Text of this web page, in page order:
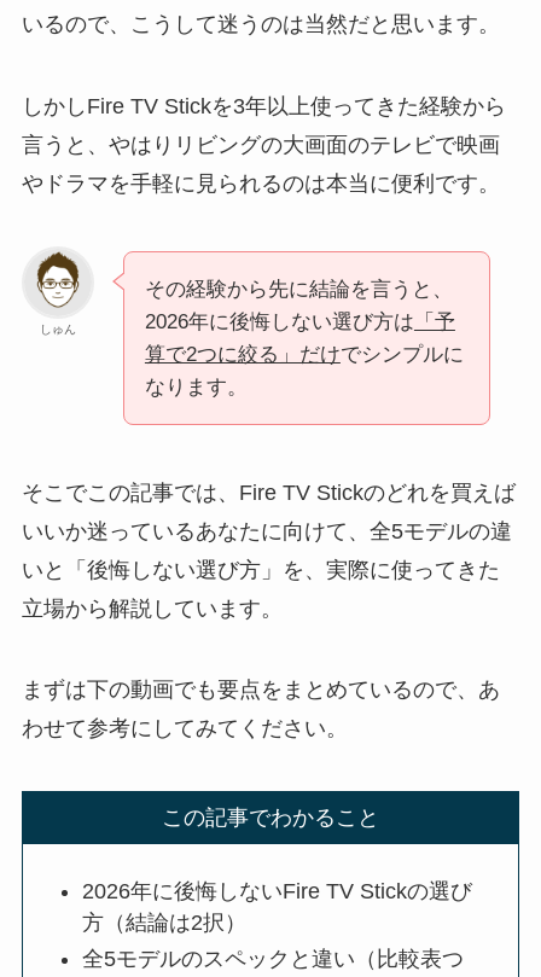
いるので、こうして迷うのは当然だと思います。
しかしFire TV Stickを3年以上使ってきた経験から
言うと、やはりリビングの大画面のテレビで映画
やドラマを手軽に見られるのは本当に便利です。
しゅん
その経験から先に結論を言うと、
2026年に後悔しない選び方は 「予
算で2つに絞る」だけでシンプルに
なります。
そこでこの記事では、Fire TV Stickのどれを買えば
いいか迷っているあなたに向けて、全5モデルの違
いと「後悔しない選び方」を、実際に使ってきた
立場から解説しています。
まずは下の動画でも要点をまとめているので、あ
わせて参考にしてみてください。
この記事でわかること
2026年に後悔しないFire TV Stickの選び
方（結論は2択）
全5モデルのスペックと違い（比較表つ